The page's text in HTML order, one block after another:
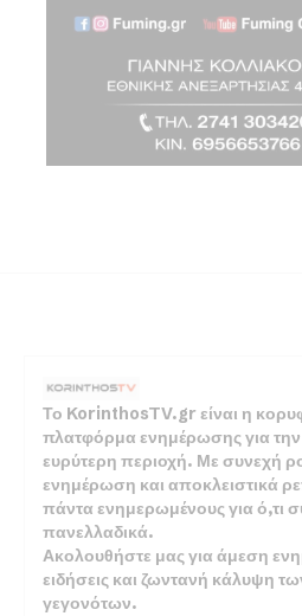
Το KorinthosTV.gr είναι η
πλατφόρμα ενημέρωσης για την
ευρύτερη περιοχή. Με συνεχή
ενημέρωση και αποκλειστικά
πάντα ενημερωμένους για ό,τι
πανελλαδικά.
Ακολουθήστε μας για άμεση
ειδήσεις και ζωντανή κάλυψη
γεγονότων.